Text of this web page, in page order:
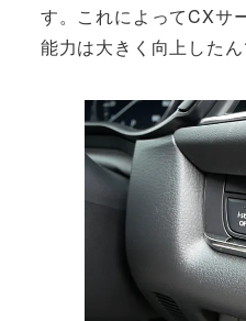
す。これによってCXサ
能力は大きく向上したん